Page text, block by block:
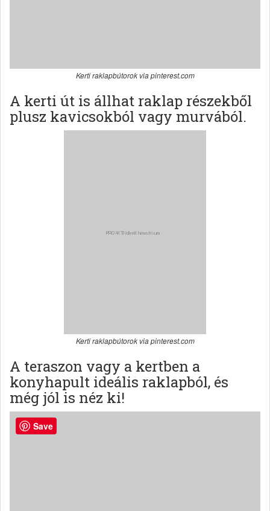
Kerti raklapbútorok via pinterest.com
A kerti út is állhat raklap részekből
plusz kavicsokból vagy murvából.
Kerti raklapbútorok via pinterest.com
A teraszon vagy a kertben a
konyhapult ideális raklapból, és
még jól is néz ki!
Save